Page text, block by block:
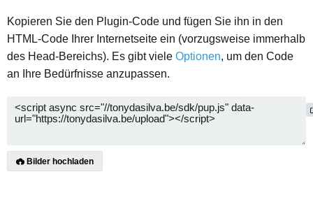
Kopieren Sie den Plugin-Code und fügen Sie ihn in den
HTML-Code Ihrer Internetseite ein (vorzugsweise immerhalb
des Head-Bereichs). Es gibt viele Optionen, um den Code
an Ihre Bedürfnisse anzupassen.
Bilder hochladen